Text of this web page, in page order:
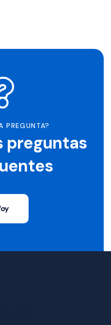
PREGUNTA?
preguntas